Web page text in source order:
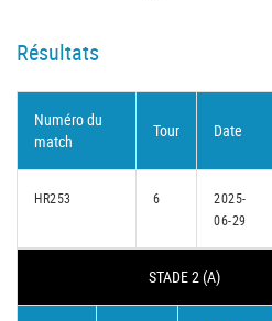
Résultats
Numéro du
match
Tour Date
HR253 6
2025-
06-29
STADE 2 (A)